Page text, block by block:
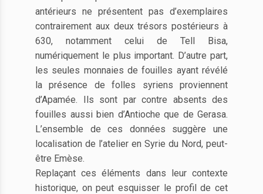
antérieurs ne présentent pas d’exemplaires
contrairement aux deux trésors postérieurs à
630, notamment celui de Tell Bisa,
numériquement le plus important. D’autre part,
les seules monnaies de fouilles ayant révélé
la présence de folles syriens proviennent
d’Apamée. Ils sont par contre absents des
fouilles aussi bien d’Antioche que de Gerasa.
L’ensemble de ces données suggère une
localisation de l’atelier en Syrie du Nord, peut-
être Emèse.
Replaçant ces éléments dans leur contexte
historique, on peut esquisser le profil de cet